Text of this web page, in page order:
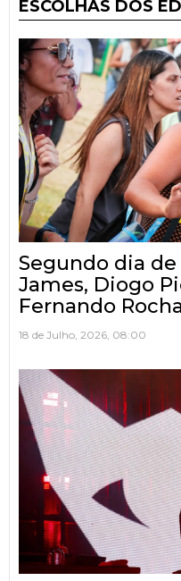
ESCOLHAS DOS
Segundo dia de
James, Diogo
Fernando
18 de Julho, 2026, 08:00